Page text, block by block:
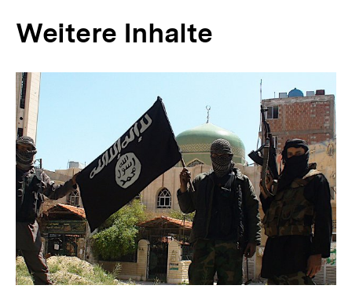
Weitere Inhalte
Inhaltskarousell
für
weitere
Inhalte
Inhaltskarussell
überspringen